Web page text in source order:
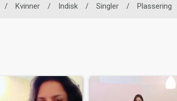
/ Kvinner / Indisk / Singler / Plassering